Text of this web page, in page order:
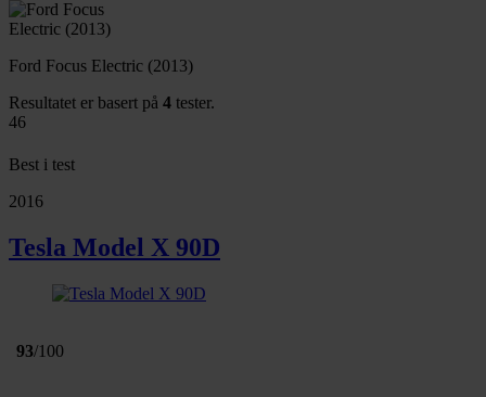
Ford Focus Electric (2013)
Resultatet er basert på 4 tester.
46
Best i test
2016
Tesla Model X 90D
93/100